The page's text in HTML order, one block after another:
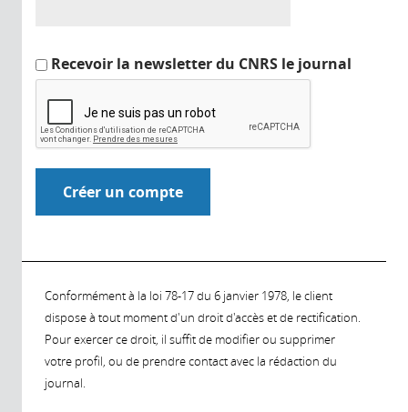
Recevoir la newsletter du CNRS le journal
Conformément à la loi 78-17 du 6 janvier 1978, le client
dispose à tout moment d'un droit d'accès et de rectification.
Pour exercer ce droit, il suffit de modifier ou supprimer
votre profil, ou de prendre contact avec la rédaction du
journal.